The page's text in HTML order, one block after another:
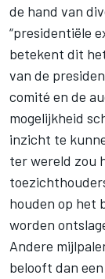
de hand van
“presidentiële
betekent dit
van de
comité en de
mogelijkheid
inzicht te
ter wereld zou
houden op het
worden
Andere
belooft dan